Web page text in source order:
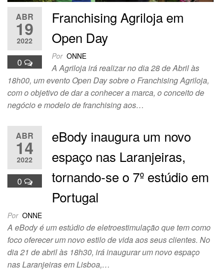
ABR
19
2022
0
Franchising Agriloja em
Open Day
Por ONNE
A Agriloja irá realizar no dia 28 de Abril às
18h00, um evento Open Day sobre o Franchising Agriloja,
com o objetivo de dar a conhecer a marca, o conceito de
negócio e modelo de franchising aos…
ABR
14
2022
0
eBody inaugura um novo
espaço nas Laranjeiras,
tornando-se o 7º estúdio em
Portugal
Por ONNE
A eBody é um estúdio de eletroestimulação que tem como
foco oferecer um novo estilo de vida aos seus clientes. No
dia 21 de abril às 18h30, irá inaugurar um novo espaço
nas Laranjeiras em Lisboa,…